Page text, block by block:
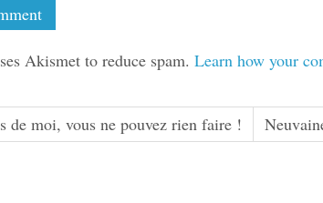
Akismet to reduce spam. Learn how your
de moi, vous ne pouvez rien faire !